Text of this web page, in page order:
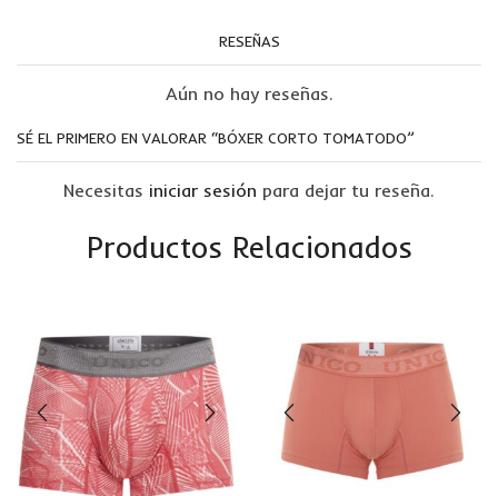
RESEÑAS
Aún no hay reseñas.
SÉ EL PRIMERO EN VALORAR “BÓXER CORTO TOMATODO”
Necesitas iniciar sesión para dejar tu reseña.
Productos Relacionados